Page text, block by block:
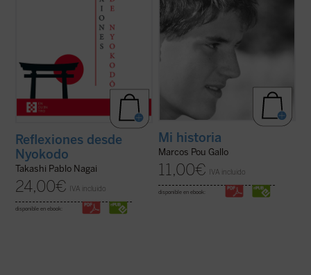
Reflexiones desde
Nyokodo
Takashi Pablo Nagai
24,00€ IVA incluido
disponible en ebook:
Mi historia
Marcos Pou Gallo
11,00€ IVA incluido
disponible en ebook: